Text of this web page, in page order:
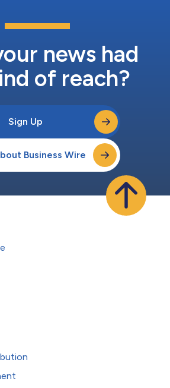
news had
of reach?
Sign Up
Business Wire